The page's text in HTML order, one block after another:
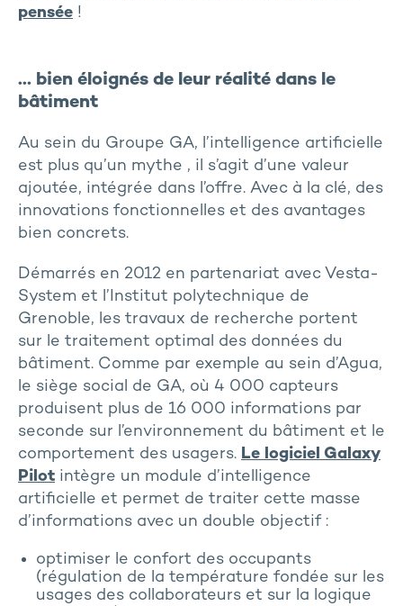
pensée !
… bien éloignés de leur réalité dans le
bâtiment
Au sein du Groupe GA, l’intelligence artificielle
est plus qu’un mythe , il s’agit d’une valeur
ajoutée, intégrée dans l’offre. Avec à la clé, des
innovations fonctionnelles et des avantages
bien concrets.
Démarrés en 2012 en partenariat avec Vesta-
System et l’Institut polytechnique de
Grenoble, les travaux de recherche portent
sur le traitement optimal des données du
bâtiment. Comme par exemple au sein d’Agua,
le siège social de GA, où 4 000 capteurs
produisent plus de 16 000 informations par
seconde sur l’environnement du bâtiment et le
comportement des usagers. Le logiciel Galaxy
Pilot intègre un module d’intelligence
artificielle et permet de traiter cette masse
d’informations avec un double objectif :
optimiser le confort des occupants
(régulation de la température fondée sur les
usages des collaborateurs et sur la logique